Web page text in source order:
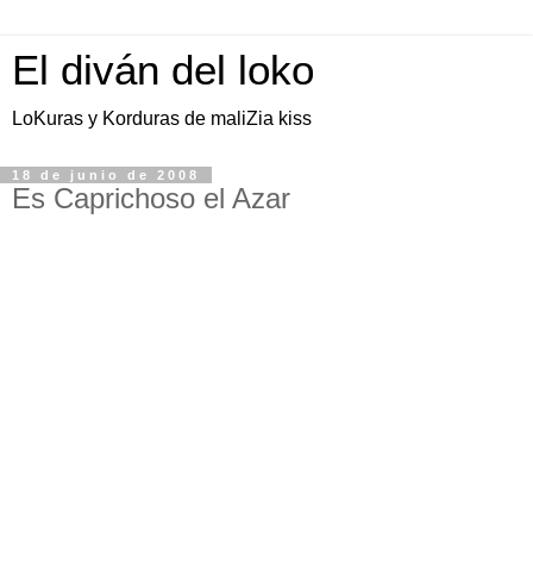
El diván del loko
LoKuras y Korduras de maliZia kiss
18 de junio de 2008
Es Caprichoso el Azar